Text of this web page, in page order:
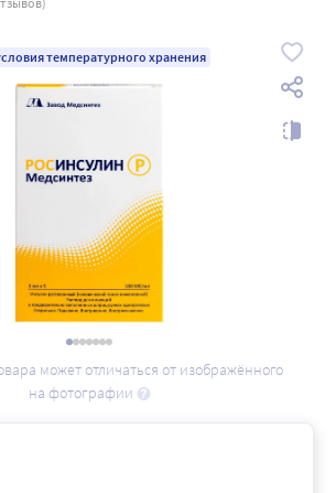
температурного хранения
может отличаться от изображённого
на фотографии